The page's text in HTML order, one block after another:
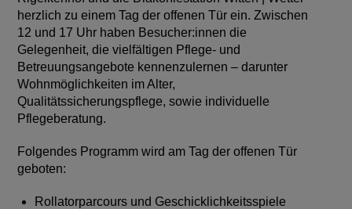
herzlich zu einem Tag der offenen Tür ein. Zwischen
12 und 17 Uhr haben Besucher:innen die
Gelegenheit, die vielfältigen Pflege- und
Betreuungsangebote kennenzulernen – darunter
Wohnmöglichkeiten im Alter,
Qualitätssicherungspflege, sowie individuelle
Pflegeberatung.
Folgendes Programm wird am Tag der offenen Tür
geboten:
Rollatorparcours und Geschicklichkeitsspiele